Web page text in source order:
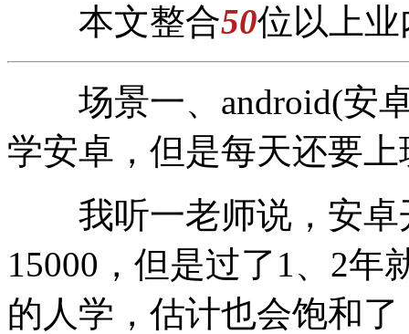
本文整合50位以上
场景一、android(安
学安卓，但是每天还要
我听一老师说，安卓
15000，但是过了1、2年
的人学，估计也会饱和